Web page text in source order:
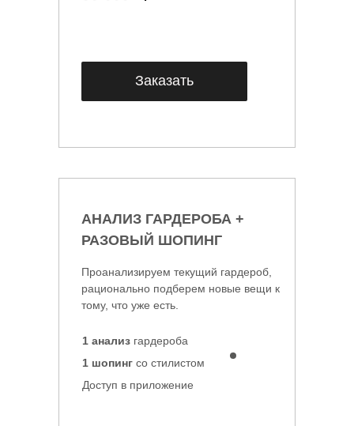
АНАЛИЗ ГАРДЕРОБА +
РАЗОВЫЙ ШОПИНГ
Проанализируем текущий гардероб,
рационально подберем новые вещи к
тому, что уже есть.
1 анализ гардероба
1 шопинг со стилистом
Доступ в приложение
Заказать